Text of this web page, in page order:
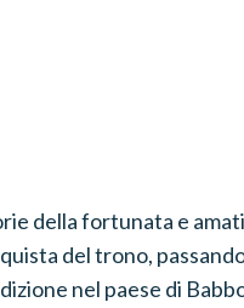
della fortunata e
del trono,
nel paese di